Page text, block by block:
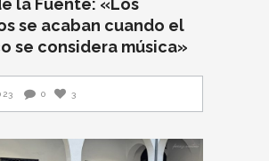
la Fuente: «Los
se acaban cuando el
se considera música»
0 3